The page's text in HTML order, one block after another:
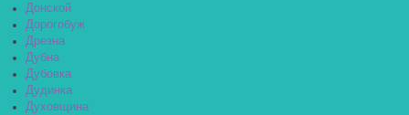
Донской
Дорогобуж
Дрезна
Дубна
Дубовка
Дудинка
Духовщина